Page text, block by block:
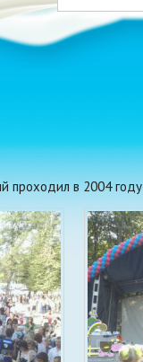
проходил в 2004